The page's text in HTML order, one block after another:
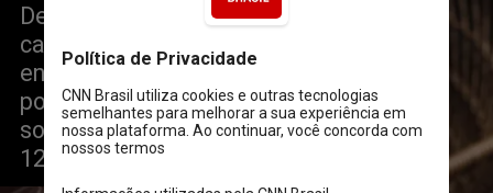
De terça a sexta-feira, no almoço, a
casa serve menu com opção de
entrada, prato principal e sobremesa
por R$ 99, ou entrada, principal,
sobremesa e taça de vinho por R$
128